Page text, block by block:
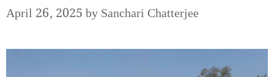
April 26, 2025bySanchari Chatterjee